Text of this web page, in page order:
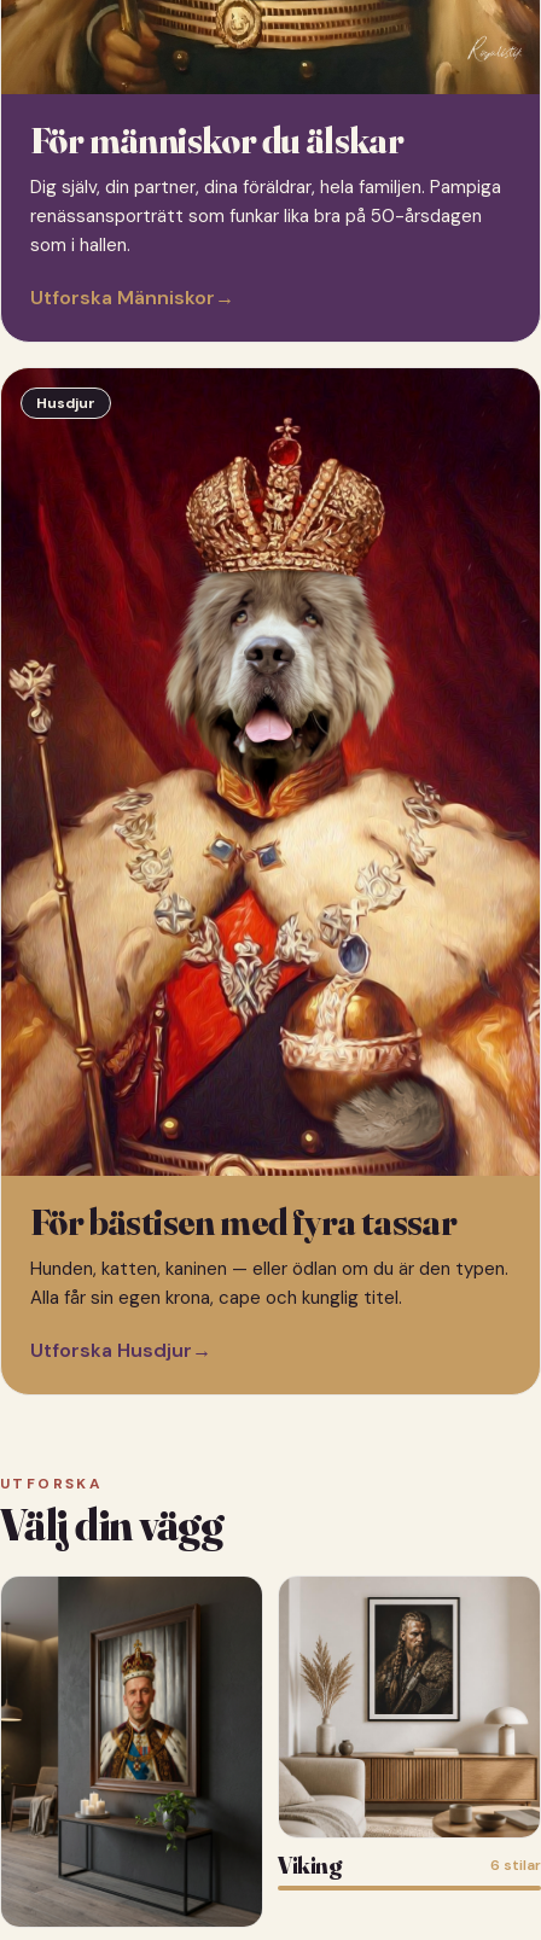
För människor du älskar
Dig själv, din partner, dina föräldrar, hela familjen. Pampiga
renässansporträtt som funkar lika bra på 50-årsdagen
som i hallen.
Utforska Människor→
Husdjur
För bästisen med fyra tassar
Hunden, katten, kaninen — eller ödlan om du är den typen.
Alla får sin egen krona, cape och kunglig titel.
Utforska Husdjur→
UTFORSKA
Välj din vägg
Viking 6 stilar